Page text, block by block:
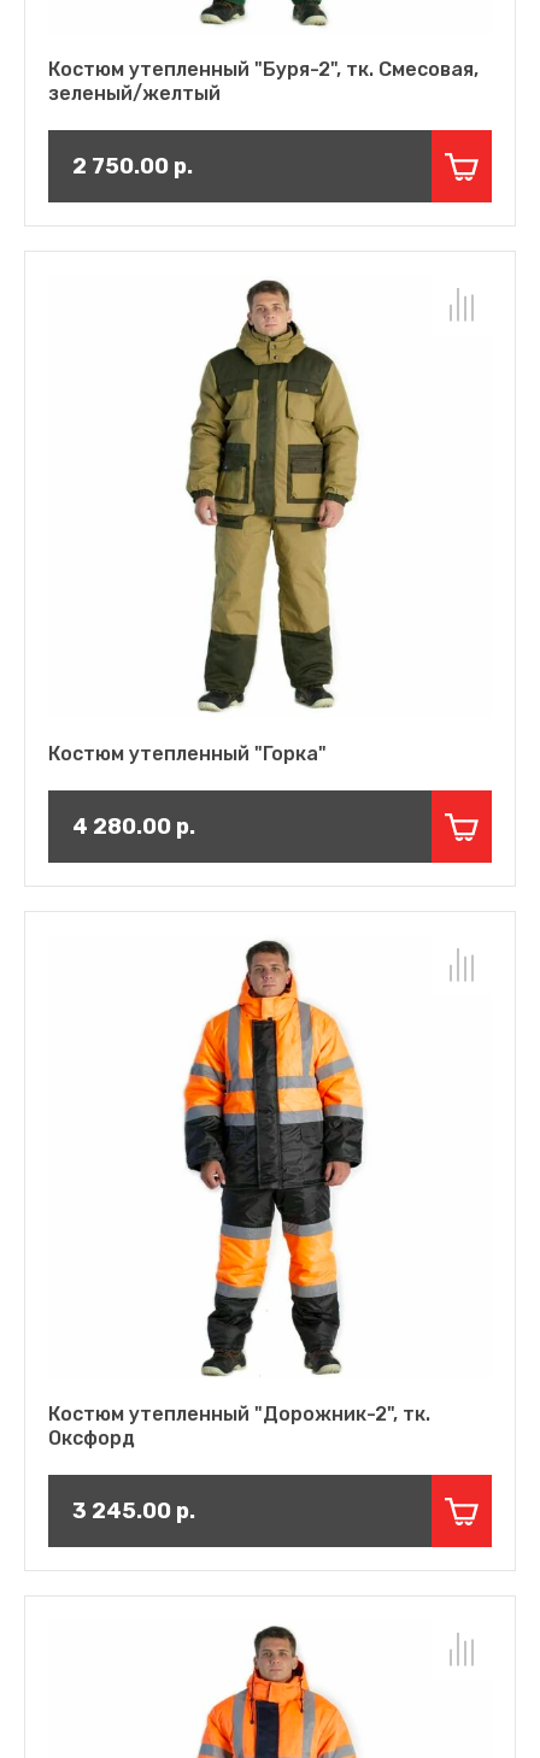
Костюм утепленный "Буря-2", тк. Смесовая,
зеленый/желтый
2 750.00 р.
Костюм утепленный "Горка"
4 280.00 р.
Костюм утепленный "Дорожник-2", тк.
Оксфорд
3 245.00 р.